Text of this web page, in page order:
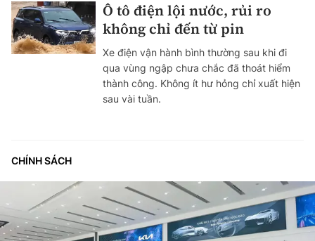
Ô tô điện lội nước, rủi ro
không chỉ đến từ pin
Xe điện vận hành bình thường sau khi đi
qua vùng ngập chưa chắc đã thoát hiểm
thành công. Không ít hư hỏng chỉ xuất hiện
sau vài tuần.
CHÍNH SÁCH